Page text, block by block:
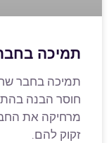
תמיכה
תמיכה בחבר
חוסר הבנה
מרחיקה את
זקוק להם.